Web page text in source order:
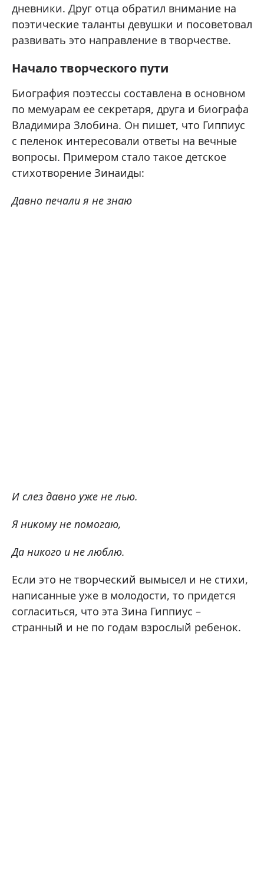
дневники. Друг отца обратил внимание на
поэтические таланты девушки и посоветовал
развивать это направление в творчестве.
Начало творческого пути
Биография поэтессы составлена в основном
по мемуарам ее секретаря, друга и биографа
Владимира Злобина. Он пишет, что Гиппиус
с пеленок интересовали ответы на вечные
вопросы. Примером стало такое детское
стихотворение Зинаиды:
Давно печали я не знаю
И слез давно уже не лью.
Я никому не помогаю,
Да никого и не люблю.
Если это не творческий вымысел и не стихи,
написанные уже в молодости, то придется
согласиться, что эта Зина Гиппиус –
странный и не по годам взрослый ребенок.